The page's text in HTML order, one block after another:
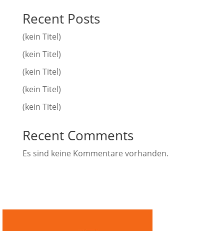
Recent Posts
(kein Titel)
(kein Titel)
(kein Titel)
(kein Titel)
(kein Titel)
Recent Comments
Es sind keine Kommentare vorhanden.